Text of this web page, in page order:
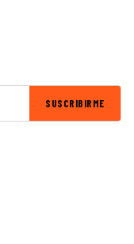
SUSCRIBIRME